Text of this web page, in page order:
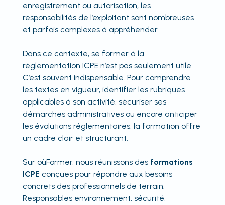
enregistrement ou autorisation, les
responsabilités de l’exploitant sont nombreuses
et parfois complexes à appréhender.
Dans ce contexte, se former à la
réglementation ICPE n’est pas seulement utile.
C’est souvent indispensable. Pour comprendre
les textes en vigueur, identifier les rubriques
applicables à son activité, sécuriser ses
démarches administratives ou encore anticiper
les évolutions réglementaires, la formation offre
un cadre clair et structurant.
Sur oùFormer, nous réunissons des formations
ICPE conçues pour répondre aux besoins
concrets des professionnels de terrain.
Responsables environnement, sécurité,